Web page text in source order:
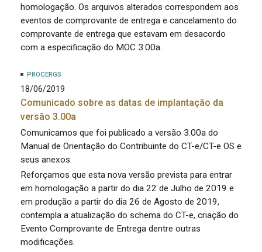
homologação. Os arquivos alterados correspondem aos
eventos de comprovante de entrega e cancelamento do
comprovante de entrega que estavam em desacordo
com a especificação do MOC 3.00a.
PROCERGS
18/06/2019
Comunicado sobre as datas de implantação da
versão 3.00a
Comunicamos que foi publicado a versão 3.00a do
Manual de Orientação do Contribuinte do CT-e/CT-e OS e
seus anexos.
Reforçamos que esta nova versão prevista para entrar
em homologação a partir do dia 22 de Julho de 2019 e
em produção a partir do dia 26 de Agosto de 2019,
contempla a atualização do schema do CT-e, criação do
Evento Comprovante de Entrega dentre outras
modificações.